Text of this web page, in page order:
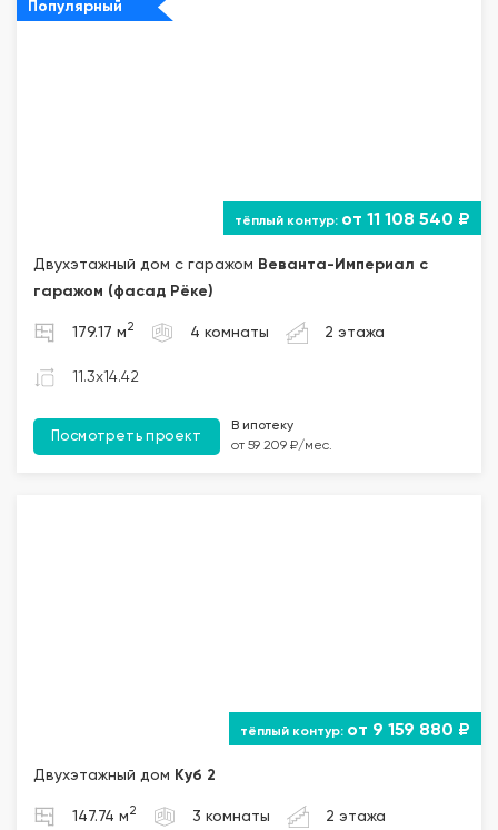
Популярный
от 11 108 540 ₽
Двухэтажный дом с гаражом Веванта-Империал с
гаражом (фасад Рёке)
179.17 м 2 4 комнаты 2 этажа
11.3x14.42
Посмотреть проект
В ипотеку
от 59 209 ₽/мес.
от 9 159 880 ₽
Двухэтажный дом Куб 2
147.74 м 2 3 комнаты 2 этажа